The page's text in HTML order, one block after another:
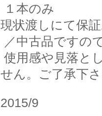
１本のみ
現状渡しにて保
／中古品ですの
使用感や見落と
せん。ご了承下
2015/9